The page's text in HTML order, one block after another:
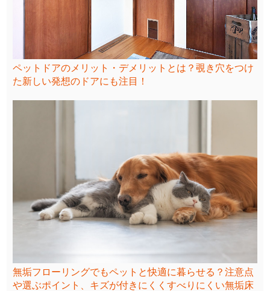
ペットドアのメリット・デメリットとは？覗き穴をつけ
た新しい発想のドアにも注目！
無垢フローリングでもペットと快適に暮らせる？注意点
や選ぶポイント、キズが付きにくくすべりにくい無垢床